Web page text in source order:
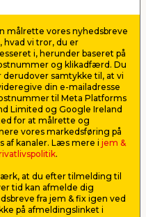
slange
Falke®
klammer
målrette vores nyhedsbreve
hvad vi tror, du er
i, herunder baseret på
og klikadfærd. Du
derudover samtykke til, at vi
din e-mailadresse
til Meta Platforms
Limited og Google Ireland
for at målrette og
vores markedsføring på
af kanaler. Læs mere i jem &
.
at du efter tilmelding til
tid kan afmelde dig
fra jem & fix igen ved
på afmeldingslinket i